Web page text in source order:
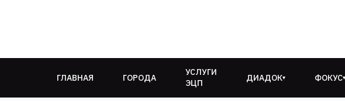
ГЛАВНАЯ ГОРОДА
УСЛУГИ
ЭЦП
ДИАДОК▾ ФОКУС▾